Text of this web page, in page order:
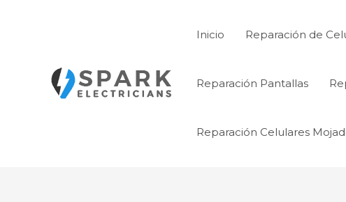
Inicio Reparación de
Reparación Pantallas
Reparación Celulares